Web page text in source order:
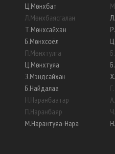
Ц.Мөнхбат
Л.Мөнхбаясгалан
Т.Мөнхсайхан
Б.Мөнхсоёл
П.Мөнхтулга
Ц.Мөнхтуяа
З.Мэндсайхан
Б.Найдалаа
Н.Наранбаатар
П.Наранбаяр
М.Нарантуяа-Нара
М
Л.
Р.
Ц.
Б.
Б.
Х.
Г.
А.
Ч.
Н.